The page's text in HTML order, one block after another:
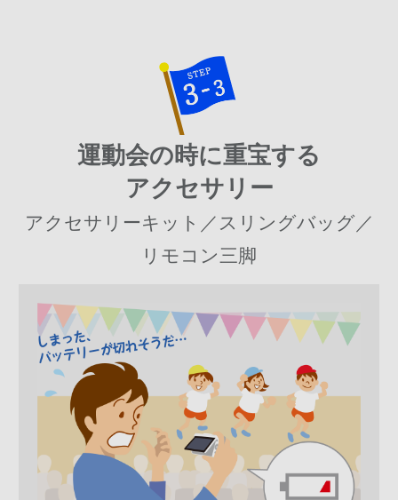
運動会の時に重宝する
アクセサリー
アクセサリーキット／スリングバッグ／
リモコン三脚